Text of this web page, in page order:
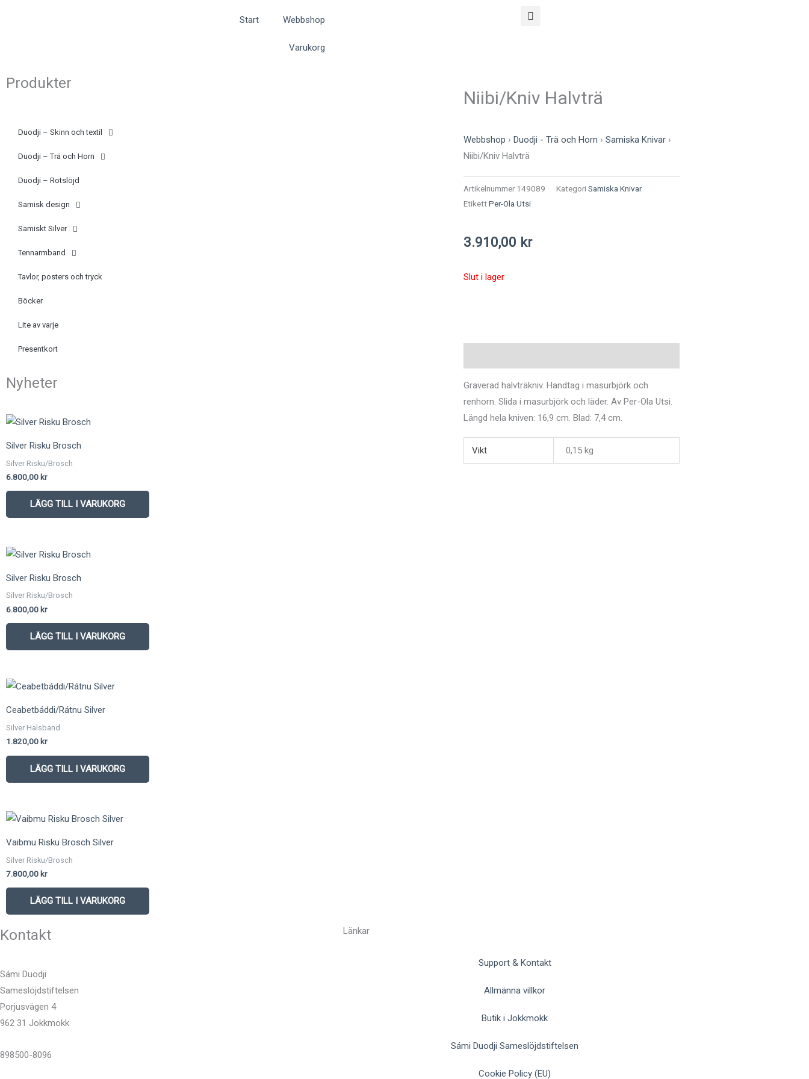
Start Webbshop
Varukorg
Produkter
Duodji – Skinn och textil
Duodji – Trä och Horn
Duodji – Rotslöjd
Samisk design
Samiskt Silver
Tennarmband
Tavlor, posters och tryck
Böcker
Lite av varje
Presentkort
Nyheter
Silver Risku Brosch
Silver Risku/Brosch
6.800,00 kr
LÄGG TILL I VARUKORG
Silver Risku Brosch
Silver Risku/Brosch
6.800,00 kr
LÄGG TILL I VARUKORG
Ceabetbáddi/Rátnu Silver
Silver Halsband
1.820,00 kr
LÄGG TILL I VARUKORG
Vaibmu Risku Brosch Silver
Silver Risku/Brosch
7.800,00 kr
LÄGG TILL I VARUKORG
Niibi/Kniv Halvträ
Webbshop › Duodji - Trä och Horn › Samiska Knivar ›
Niibi/Kniv Halvträ
Artikelnummer149089 KategoriSamiska Knivar
EtikettPer-Ola Utsi
3.910,00 kr
Slut i lager
Graverad halvträkniv. Handtag i masurbjörk och
renhorn. Slida i masurbjörk och läder. Av Per-Ola Utsi.
Längd hela kniven: 16,9 cm. Blad: 7,4 cm.
Vikt 0,15 kg
Kontakt
Sámi Duodji
Sameslöjdstiftelsen
Porjusvägen 4
962 31 Jokkmokk
898500-8096
Länkar
Support & Kontakt
Allmänna villkor
Butik i Jokkmokk
Sámi Duodji Sameslöjdstiftelsen
Cookie Policy (EU)